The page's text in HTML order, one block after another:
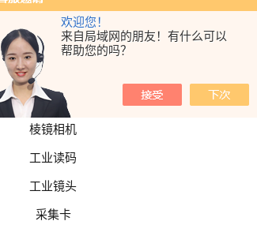
欢迎您！
来自局域网的朋友！有什么可以
帮助您的吗？
面阵相机
特殊相机
高分辨率相机
高速相机
棱镜相机
工业读码
工业镜头
采集卡